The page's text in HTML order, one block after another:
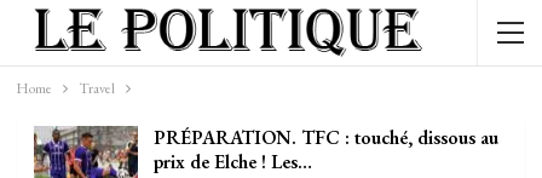
Home Travel
PRÉPARATION. TFC : touché, dissous au
prix de Elche ! Les…